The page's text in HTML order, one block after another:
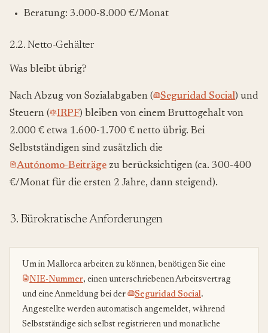
Beratung: 3.000-8.000 €/Monat
2.2. Netto-Gehälter
Was bleibt übrig?
Nach Abzug von Sozialabgaben ( Seguridad Social) und
Steuern (
IRPF) bleiben von einem Bruttogehalt von
2.000 € etwa 1.600-1.700 € netto übrig. Bei
Selbstständigen sind zusätzlich die
Autónomo-Beiträge zu berücksichtigen (ca. 300-400
€/Monat für die ersten 2 Jahre, dann steigend).
3. Bürokratische Anforderungen
Um in Mallorca arbeiten zu können, benötigen Sie eine
NIE-Nummer, einen unterschriebenen Arbeitsvertrag
und eine Anmeldung bei der
Seguridad Social.
Angestellte werden automatisch angemeldet, während
Selbstständige sich selbst registrieren und monatliche